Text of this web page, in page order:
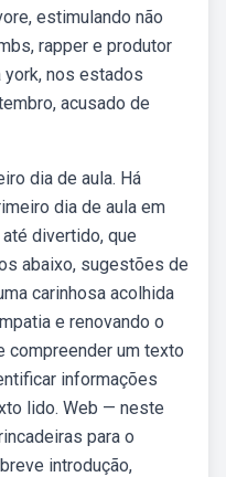
estimulando não
rapper e produtor
nos estados
acusado de
dia de aula. Há
dia de aula em
divertido, que
abaixo, sugestões de
carinhosa acolhida
e renovando o
compreender um texto
informações
lido. Web — neste
para o
introdução,